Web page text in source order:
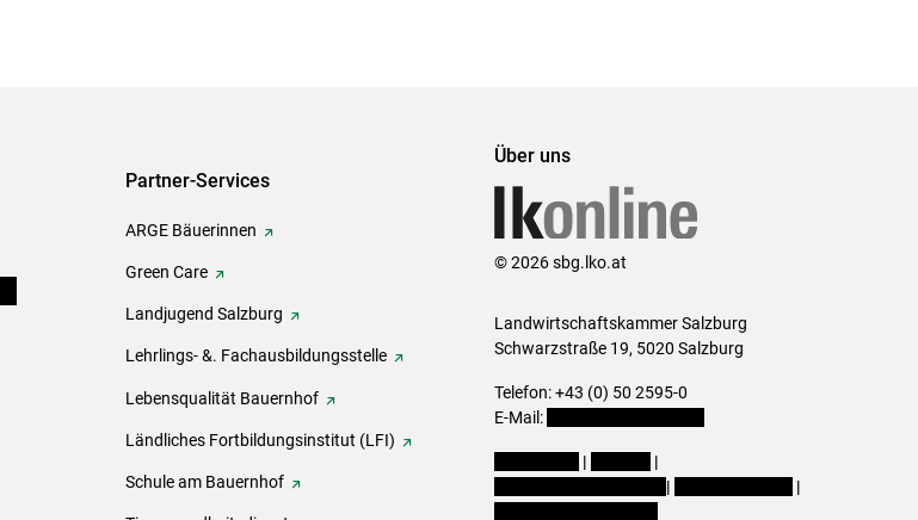
Partner-Services
ARGE Bäuerinnen
Green Care
Landjugend Salzburg
Lehrlings- &. Fachausbildungsstelle
Lebensqualität Bauernhof
Ländliches Fortbildungsinstitut (LFI)
Schule am Bauernhof
Über uns
© 2026 sbg.lko.at
Landwirtschaftskammer Salzburg
Schwarzstraße 19, 5020 Salzburg
Telefon: +43 (0) 50 2595-0
E-Mail:
|
|
|
|